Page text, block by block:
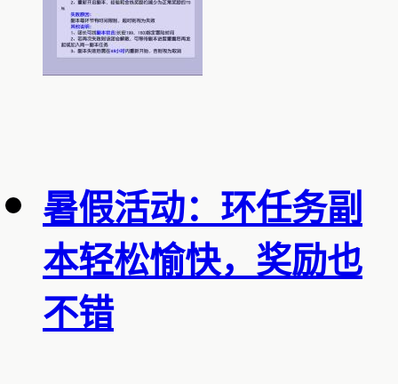
暑假活动：环任务副
本轻松愉快，奖励也
不错